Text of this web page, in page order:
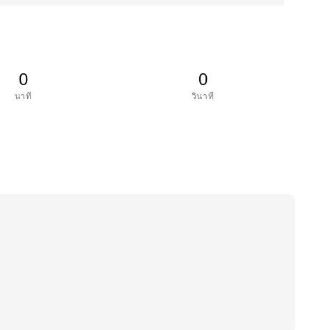
0
นาที
0
วินาที